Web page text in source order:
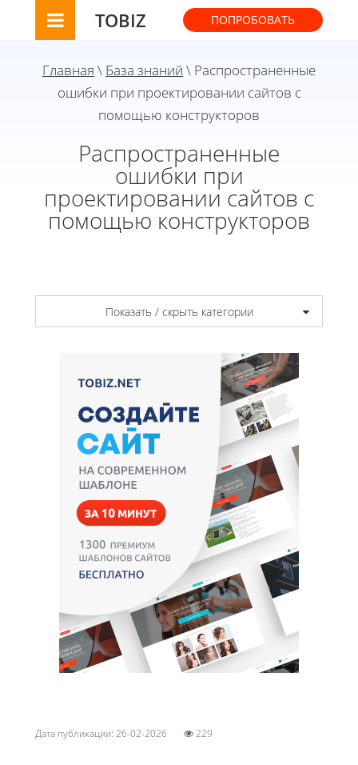
TOBIZ ПОПРОБОВАТЬ
Главная \ База знаний \ Распространенные
ошибки при проектировании сайтов с
помощью конструкторов
Распространенные
ошибки при
проектировании сайтов с
помощью конструкторов
Показать / скрыть категории
Дата публикации: 26-02-2026 229